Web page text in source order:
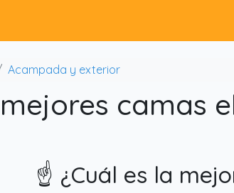
Acampada y exterior
camas
☝️ ¿Cuál es la